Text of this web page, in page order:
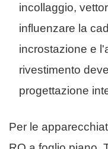
incollaggio,
influenzare la
incrostazione e
rivestimento
progettazione
Per le